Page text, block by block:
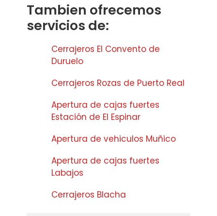
Tambien ofrecemos
servicios de:
Cerrajeros El Convento de
Duruelo
Cerrajeros Rozas de Puerto Real
Apertura de cajas fuertes
Estación de El Espinar
Apertura de vehiculos Muñico
Apertura de cajas fuertes
Labajos
Cerrajeros Blacha